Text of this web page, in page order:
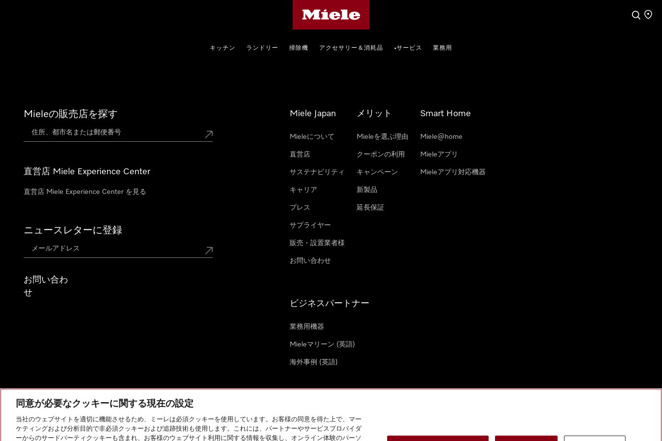
検索 店舗
キッチン ランドリー 掃除機 アクセサリー＆消耗品 •サービス 業務用
Mieleの販売店を探す
直営店 Miele Experience Center
直営店 Miele Experience Center を見る
ニュースレターに登録
お問い合わ
せ
Miele Japan
Mieleについて
直営店
サステナビリティ
キャリア
プレス
サプライヤー
販売・設置業者様
お問い合わせ
メリット
Mieleを選ぶ理由
クーポンの利用
キャンペーン
新製品
延長保証
Smart Home
Miele@home
Mieleアプリ
Mieleアプリ対応機器
ビジネスパートナー
業務用機器
Mieleマリーン (英語)
海外事例 (英語)
会社概要 法的通知 個人情報保護方針 利用規約
クッキー設定
同意が必要なクッキーに関する現在の設定
当社のウェブサイトを適切に機能させるため、ミーレは必須クッキーを使用しています。お客様の同意を得た上で、マー
ケティングおよび分析目的で非必須クッキーおよび追跡技術も使用します。これには、パートナーやサービスプロバイダ
ーからのサードパーティクッキーも含まれ、お客様のウェブサイト利用に関する情報を収集し、オンライン体験のパーソ